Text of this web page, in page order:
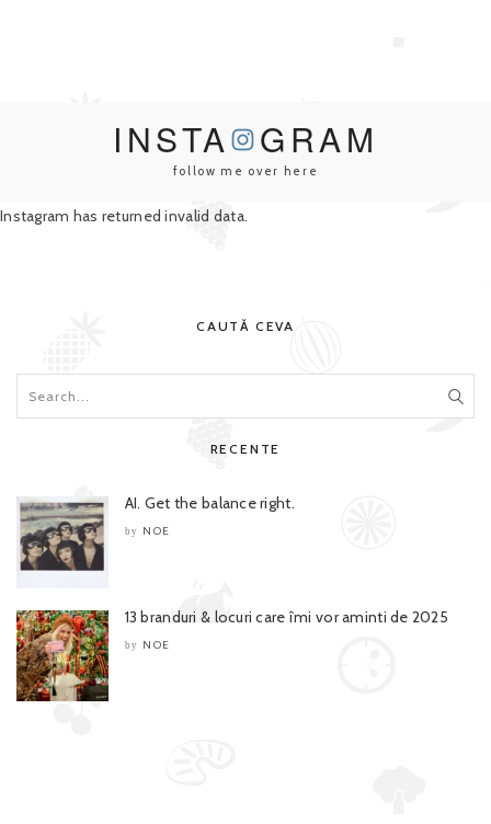
INSTA GRAM
follow me over here
Instagram has returned invalid data.
CAUTĂ CEVA
RECENTE
AI. Get the balance right.
by NOE
13 branduri & locuri care îmi vor aminti de 2025
by NOE